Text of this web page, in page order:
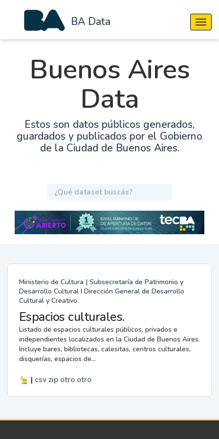
BA Data
Buenos Aires
Data
Estos son datos públicos generados,
guardados y publicados por el Gobierno
de la Ciudad de Buenos Aires.
Ministerio de Cultura | Subsecretaría de Patrimonio y
Desarrollo Cultural I Dirección General de Desarrollo
Cultural y Creativo.
Espacios culturales.
Listado de espacios culturales públicos, privados e
independientes localizados en la Ciudad de Buenos Aires.
Incluye bares, bibliotecas, calesitas, centros culturales,
disquerías, espacios de...
| csv zip otro otro